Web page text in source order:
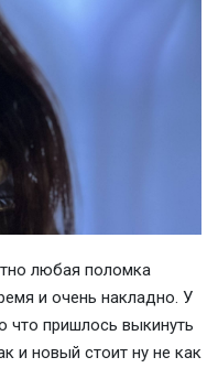
любая поломка
и очень накладно. У
что пришлось выкинуть
и новый стоит ну не как